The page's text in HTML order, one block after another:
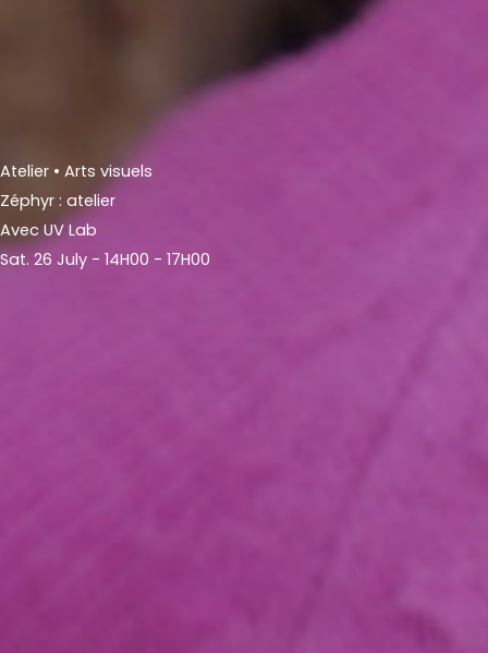
Atelier • Arts visuels
Zéphyr : atelier
Avec UV Lab
Sat. 26 July - 14H00 - 17H00